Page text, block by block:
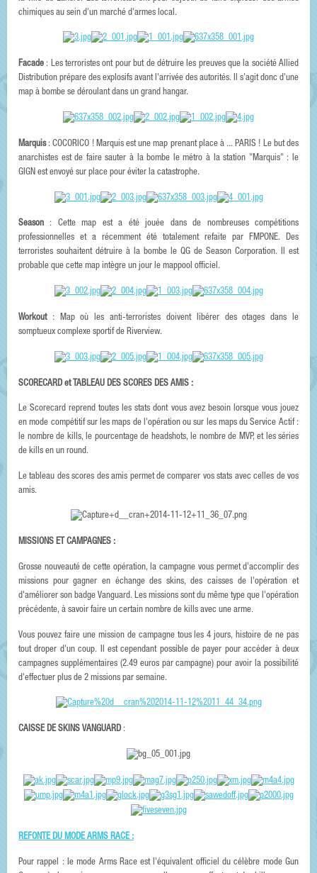
chimiques au sein d'un marché d'armes local.
Facade : Les terroristes ont pour but de détruire les preuves que la société Allied
Distribution prépare des explosifs avant l'arrivée des autorités. Il s'agit donc d'une
map à bombe se déroulant dans un grand hangar.
Marquis: COCORICO ! Marquis est une map prenant place à ... PARIS ! Le but des
anarchistes est de faire sauter à la bombe le métro à la station "Marquis" : le
GIGN est envoyé sur place pour éviter la catastrophe.
Season : Cette map est a été jouée dans de nombreuses compétitions
professionnelles et a récemment été totalement refaite par FMPONE. Des
terroristes souhaitent détruire à la bombe le QG de Season Corporation. Il est
probable que cette map intègre un jour le mappool officiel.
Workout: Map où les anti-terroristes doivent libérer des otages dans le
somptueux complexe sportif de Riverview.
SCORECARD et TABLEAU DES SCORES DES AMIS :
Le Scorecard reprend toutes les stats dont vous avez besoin lorsque vous jouez
en mode compétitif sur les maps de l'opération ou sur les maps du Service Actif :
le nombre de kills, le pourcentage de headshots, le nombre de MVP, et les séries
de kills en un round.
Le tableau des scores des amis permet de comparer vos stats avec celles de vos
amis.
MISSIONS ET CAMPAGNES :
Grosse nouveauté de cette opération, la campagne vous permet d'accomplir des
missions pour gagner en échange des skins, des caisses de l'opération et
d'améliorer son badge Vanguard. Les missions sont du même type que l'opération
précédente, à savoir faire un certain nombre de kills avec une arme.
Vous pouvez faire une mission de campagne tous les 4 jours, histoire de ne pas
tout droper d'un coup. Il est cependant possible de payer pour accéder à deux
campagnes supplémentaires (2.49 euros par campagne) pour avoir la possibilité
d'effectuer plus de 2 missions par semaine.
CAISSE DE SKINS VANGUARD :
REFONTE DU MODE ARMS RACE :
Pour rappel : le mode Arms Race est l'équivalent officiel du célèbre mode Gun